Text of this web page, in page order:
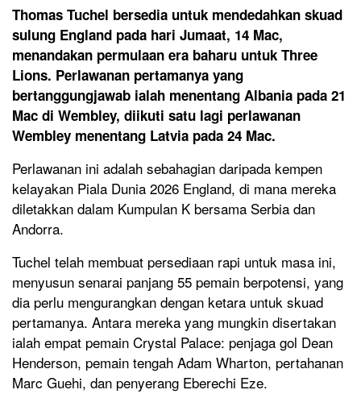
Thomas Tuchel bersedia untuk mendedahkan skuad
sulung England pada hari Jumaat, 14 Mac,
menandakan permulaan era baharu untuk Three
Lions. Perlawanan pertamanya yang
bertanggungjawab ialah menentang Albania pada 21
Mac di Wembley, diikuti satu lagi perlawanan
Wembley menentang Latvia pada 24 Mac.
Perlawanan ini adalah sebahagian daripada kempen
kelayakan Piala Dunia 2026 England, di mana mereka
diletakkan dalam Kumpulan K bersama Serbia dan
Andorra.
Tuchel telah membuat persediaan rapi untuk masa ini,
menyusun senarai panjang 55 pemain berpotensi, yang
dia perlu mengurangkan dengan ketara untuk skuad
pertamanya. Antara mereka yang mungkin disertakan
ialah empat pemain Crystal Palace: penjaga gol Dean
Henderson, pemain tengah Adam Wharton, pertahanan
Marc Guehi, dan penyerang Eberechi Eze.